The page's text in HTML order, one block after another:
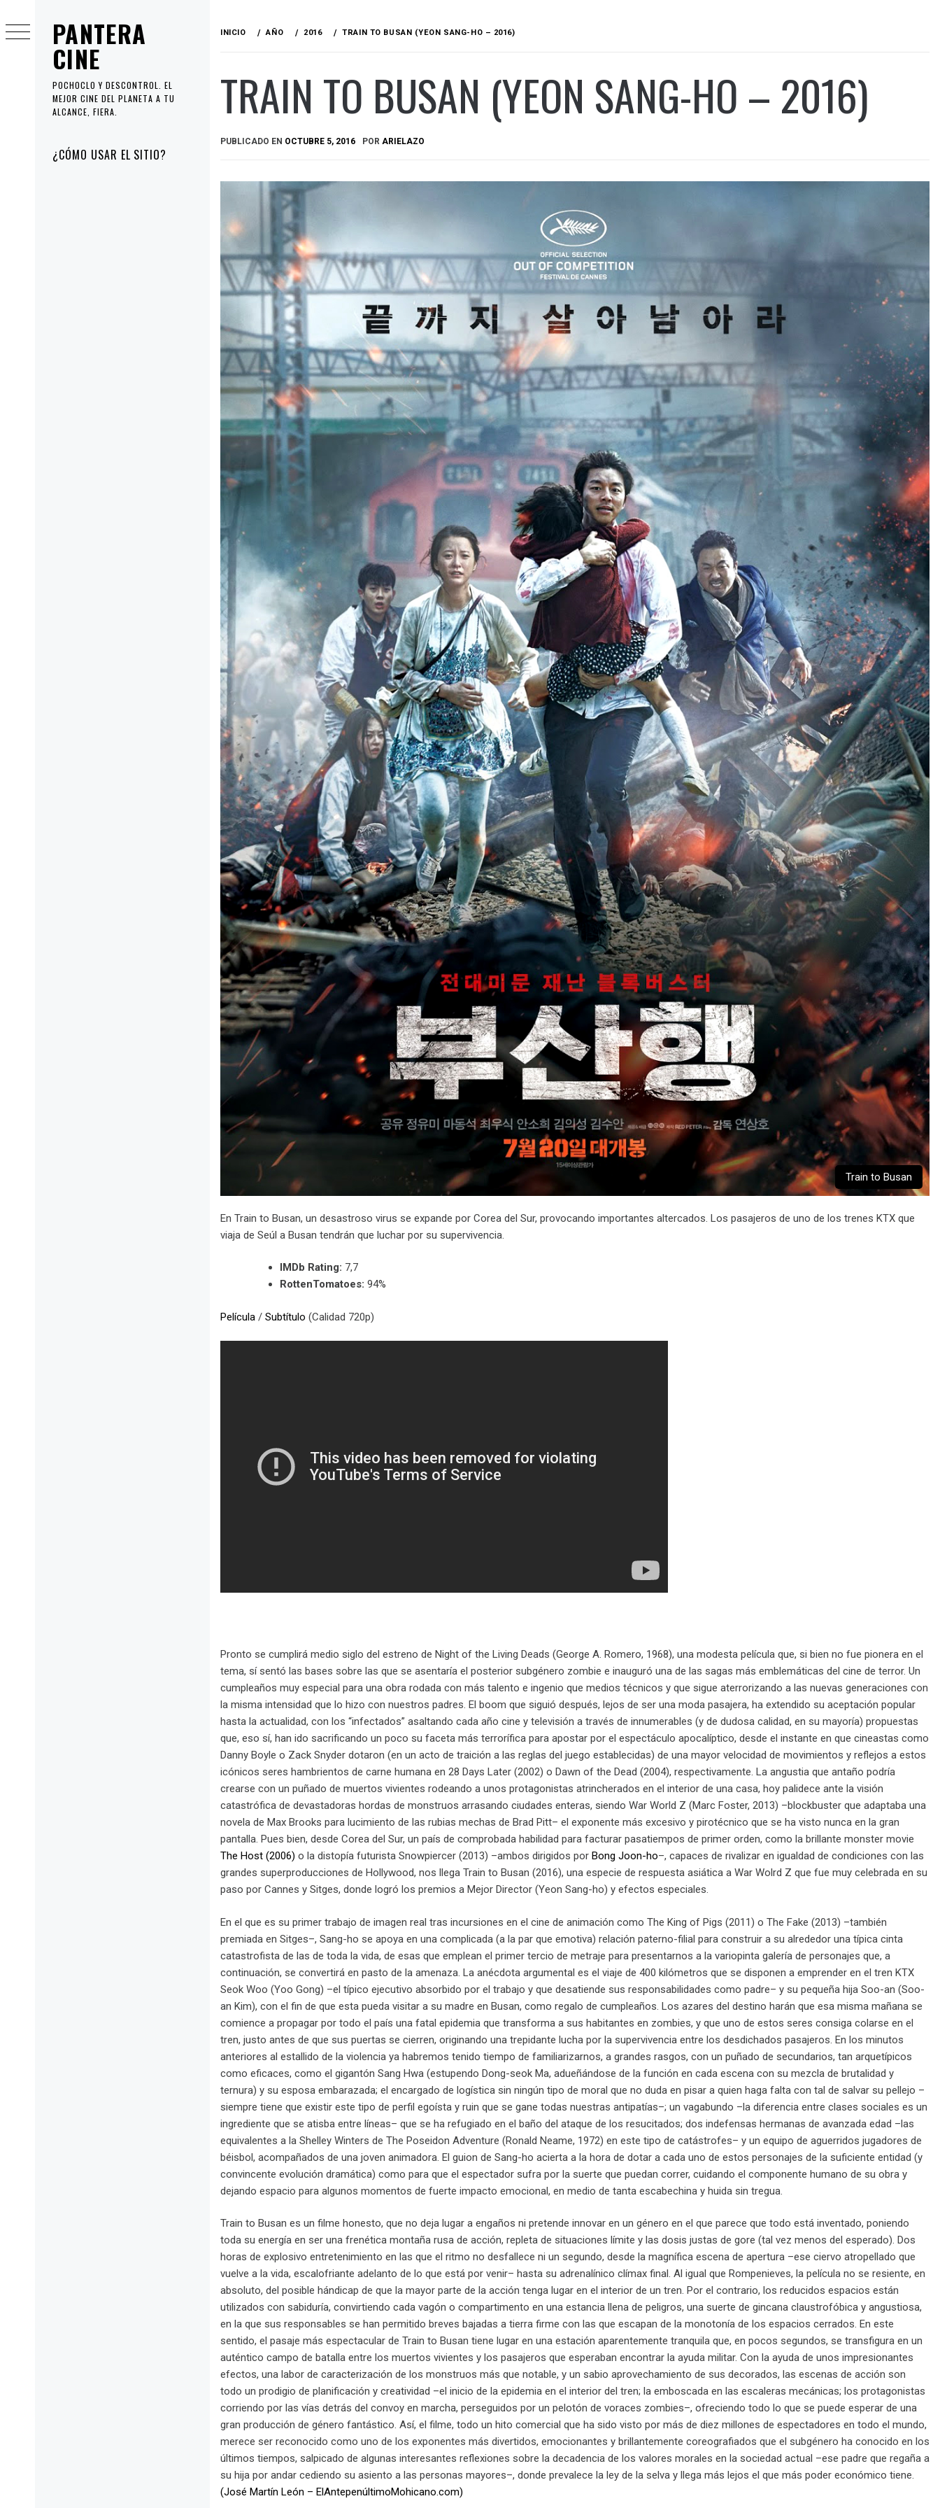
PANTERA
CINE
POCHOCLO Y DESCONTROL. EL
MEJOR CINE DEL PLANETA A TU
ALCANCE, FIERA.
principal
¿CÓMO USAR EL SITIO?
al
contenido
INICIO AÑO 2016 TRAIN TO BUSAN (YEON SANG-HO – 2016)
TRAIN TO BUSAN (YEON SANG-HO – 2016)
PUBLICADO EN OCTUBRE 5, 2016 POR ARIELAZO
Train to Busan
En Train to Busan, un desastroso virus se expande por Corea del Sur, provocando importantes altercados. Los pasajeros de uno de los trenes KTX que
viaja de Seúl a Busan tendrán que luchar por su supervivencia.
IMDb Rating: 7,7
RottenTomatoes: 94%
Película / Subtítulo (Calidad 720p)
Pronto se cumplirá medio siglo del estreno de Night of the Living Deads (George A. Romero, 1968), una modesta película que, si bien no fue pionera en el
tema, sí sentó las bases sobre las que se asentaría el posterior subgénero zombie e inauguró una de las sagas más emblemáticas del cine de terror. Un
cumpleaños muy especial para una obra rodada con más talento e ingenio que medios técnicos y que sigue aterrorizando a las nuevas generaciones con
la misma intensidad que lo hizo con nuestros padres. El boom que siguió después, lejos de ser una moda pasajera, ha extendido su aceptación popular
hasta la actualidad, con los “infectados” asaltando cada año cine y televisión a través de innumerables (y de dudosa calidad, en su mayoría) propuestas
que, eso sí, han ido sacrificando un poco su faceta más terrorífica para apostar por el espectáculo apocalíptico, desde el instante en que cineastas como
Danny Boyle o Zack Snyder dotaron (en un acto de traición a las reglas del juego establecidas) de una mayor velocidad de movimientos y reflejos a estos
icónicos seres hambrientos de carne humana en 28 Days Later (2002) o Dawn of the Dead (2004), respectivamente. La angustia que antaño podría
crearse con un puñado de muertos vivientes rodeando a unos protagonistas atrincherados en el interior de una casa, hoy palidece ante la visión
catastrófica de devastadoras hordas de monstruos arrasando ciudades enteras, siendo War World Z (Marc Foster, 2013) –blockbuster que adaptaba una
novela de Max Brooks para lucimiento de las rubias mechas de Brad Pitt– el exponente más excesivo y pirotécnico que se ha visto nunca en la gran
pantalla. Pues bien, desde Corea del Sur, un país de comprobada habilidad para facturar pasatiempos de primer orden, como la brillante monster movie
The Host (2006) o la distopía futurista Snowpiercer (2013) –ambos dirigidos por Bong Joon-ho–, capaces de rivalizar en igualdad de condiciones con las
grandes superproducciones de Hollywood, nos llega Train to Busan (2016), una especie de respuesta asiática a War Wolrd Z que fue muy celebrada en su
paso por Cannes y Sitges, donde logró los premios a Mejor Director (Yeon Sang-ho) y efectos especiales.
En el que es su primer trabajo de imagen real tras incursiones en el cine de animación como The King of Pigs (2011) o The Fake (2013) –también
premiada en Sitges–, Sang-ho se apoya en una complicada (a la par que emotiva) relación paterno-filial para construir a su alrededor una típica cinta
catastrofista de las de toda la vida, de esas que emplean el primer tercio de metraje para presentarnos a la variopinta galería de personajes que, a
continuación, se convertirá en pasto de la amenaza. La anécdota argumental es el viaje de 400 kilómetros que se disponen a emprender en el tren KTX
Seok Woo (Yoo Gong) –el típico ejecutivo absorbido por el trabajo y que desatiende sus responsabilidades como padre– y su pequeña hija Soo-an (Soo-
an Kim), con el fin de que esta pueda visitar a su madre en Busan, como regalo de cumpleaños. Los azares del destino harán que esa misma mañana se
comience a propagar por todo el país una fatal epidemia que transforma a sus habitantes en zombies, y que uno de estos seres consiga colarse en el
tren, justo antes de que sus puertas se cierren, originando una trepidante lucha por la supervivencia entre los desdichados pasajeros. En los minutos
anteriores al estallido de la violencia ya habremos tenido tiempo de familiarizarnos, a grandes rasgos, con un puñado de secundarios, tan arquetípicos
como eficaces, como el gigantón Sang Hwa (estupendo Dong-seok Ma, adueñándose de la función en cada escena con su mezcla de brutalidad y
ternura) y su esposa embarazada; el encargado de logística sin ningún tipo de moral que no duda en pisar a quien haga falta con tal de salvar su pellejo –
siempre tiene que existir este tipo de perfil egoísta y ruin que se gane todas nuestras antipatías–; un vagabundo –la diferencia entre clases sociales es un
ingrediente que se atisba entre líneas– que se ha refugiado en el baño del ataque de los resucitados; dos indefensas hermanas de avanzada edad –las
equivalentes a la Shelley Winters de The Poseidon Adventure (Ronald Neame, 1972) en este tipo de catástrofes– y un equipo de aguerridos jugadores de
béisbol, acompañados de una joven animadora. El guion de Sang-ho acierta a la hora de dotar a cada uno de estos personajes de la suficiente entidad (y
convincente evolución dramática) como para que el espectador sufra por la suerte que puedan correr, cuidando el componente humano de su obra y
dejando espacio para algunos momentos de fuerte impacto emocional, en medio de tanta escabechina y huida sin tregua.
Train to Busan es un filme honesto, que no deja lugar a engaños ni pretende innovar en un género en el que parece que todo está inventado, poniendo
toda su energía en ser una frenética montaña rusa de acción, repleta de situaciones límite y las dosis justas de gore (tal vez menos del esperado). Dos
horas de explosivo entretenimiento en las que el ritmo no desfallece ni un segundo, desde la magnífica escena de apertura –ese ciervo atropellado que
vuelve a la vida, escalofriante adelanto de lo que está por venir– hasta su adrenalínico clímax final. Al igual que Rompenieves, la película no se resiente, en
absoluto, del posible hándicap de que la mayor parte de la acción tenga lugar en el interior de un tren. Por el contrario, los reducidos espacios están
utilizados con sabiduría, convirtiendo cada vagón o compartimento en una estancia llena de peligros, una suerte de gincana claustrofóbica y angustiosa,
en la que sus responsables se han permitido breves bajadas a tierra firme con las que escapan de la monotonía de los espacios cerrados. En este
sentido, el pasaje más espectacular de Train to Busan tiene lugar en una estación aparentemente tranquila que, en pocos segundos, se transfigura en un
auténtico campo de batalla entre los muertos vivientes y los pasajeros que esperaban encontrar la ayuda militar. Con la ayuda de unos impresionantes
efectos, una labor de caracterización de los monstruos más que notable, y un sabio aprovechamiento de sus decorados, las escenas de acción son
todo un prodigio de planificación y creatividad –el inicio de la epidemia en el interior del tren; la emboscada en las escaleras mecánicas; los protagonistas
corriendo por las vías detrás del convoy en marcha, perseguidos por un pelotón de voraces zombies–, ofreciendo todo lo que se puede esperar de una
gran producción de género fantástico. Así, el filme, todo un hito comercial que ha sido visto por más de diez millones de espectadores en todo el mundo,
merece ser reconocido como uno de los exponentes más divertidos, emocionantes y brillantemente coreografiados que el subgénero ha conocido en los
últimos tiempos, salpicado de algunas interesantes reflexiones sobre la decadencia de los valores morales en la sociedad actual –ese padre que regaña a
su hija por andar cediendo su asiento a las personas mayores–, donde prevalece la ley de la selva y llega más lejos el que más poder económico tiene.
(José Martín León – ElAntepenúltimoMohicano.com)